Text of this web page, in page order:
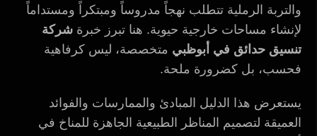
والتربة الرملية تتطلب نهجاً مدروساً ومبتكراً ومستداماً
لإنشاء مساحات خارجية حيوية. هنا تبرز خبرة شركة
تنسيق حدائق في أبوظبي متخصصة، ليس كرفاهية
فحسب، بل كضرورة ملحة.
يستعرض هذا الدليل المبادئ والممارسات والفوائد
العميقة لتصميم المناظر الطبيعية الجاهزة للمناخ في